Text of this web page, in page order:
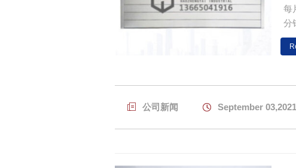
每
分
时
 公司新闻  September 03,2021